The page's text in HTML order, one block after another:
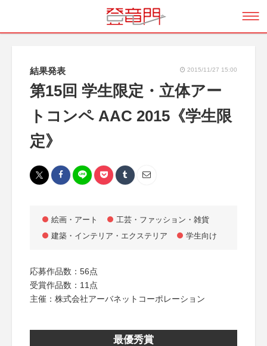
結果発表 2015/11/27 15:00
第15回 学生限定・立体アー
トコンペ AAC 2015《学生限
定》
絵画・アート
工芸・ファッション・雑貨
建築・インテリア・エクステリア
学生向け
応募作品数：56点
受賞作品数：11点
主催：株式会社アーバネットコーポレーション
最優秀賞